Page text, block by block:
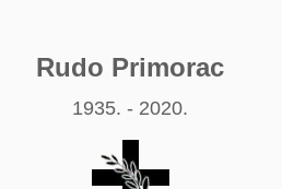
Rudo Primorac
1935. - 2020.